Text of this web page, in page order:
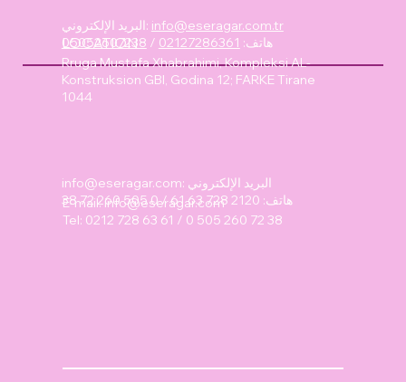
E-mail:info@eseragar.com
Tel: 0212 728 63 61 / 0 505 260 72 38
البريد الإلكتروني: info@eseragar.com.tr
هاتف: 02127286361
/
05052607238
LOCATION
Rruga Mustafa Xhabrahimi, Kompleksi AL-
Konstruksion GBI, Godina 12; FARKE Tirane
1044
info@eseragar.com : البريد الإلكتروني
هاتف: 2120 728 63 61 / 0 505 260 72 38